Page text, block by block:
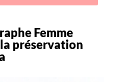
Femme
préservation